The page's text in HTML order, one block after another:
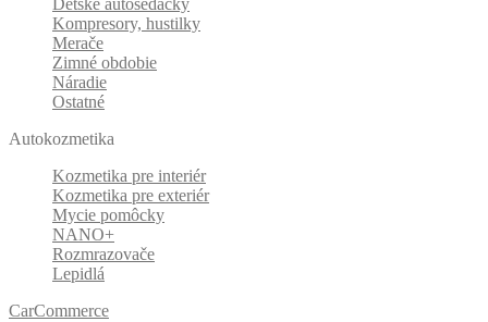
Detské autosedačky
Kompresory, hustilky
Merače
Zimné obdobie
Náradie
Ostatné
Autokozmetika
Kozmetika pre interiér
Kozmetika pre exteriér
Mycie pomôcky
NANO+
Rozmrazovače
Lepidlá
CarCommerce